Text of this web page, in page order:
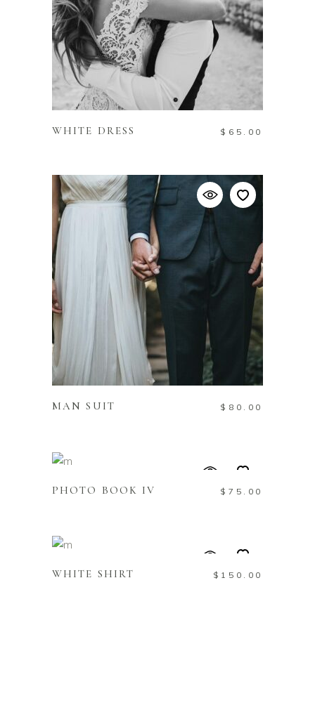
ADD TO CART
WHITE DRESS $ 65.00
ADD TO CART
MAN SUIT $ 80.00
PHOTO BOOK IV $ 75.00
WHITE SHIRT $ 150.00